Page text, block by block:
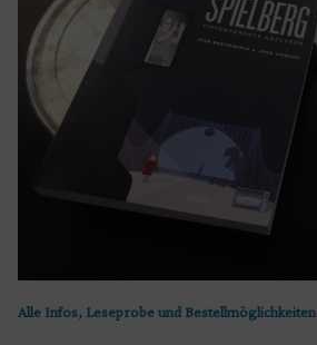
Alle Infos, Leseprobe und Bestellmöglichkeiten